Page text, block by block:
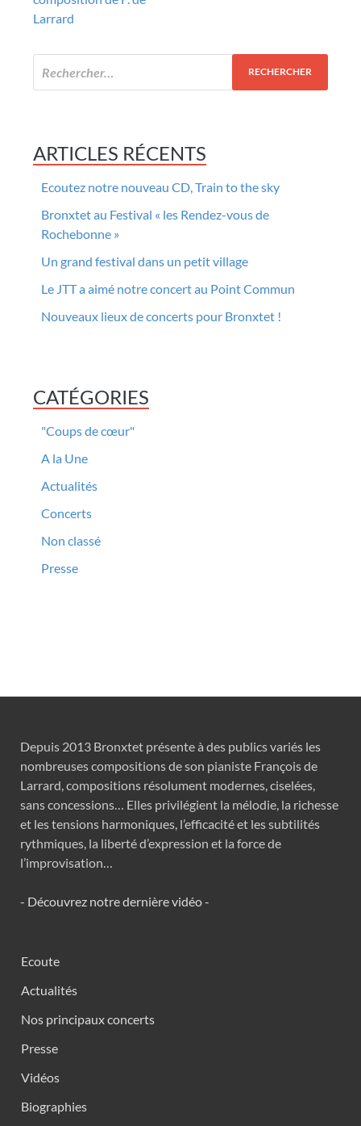
Larrard
ARTICLES RÉCENTS
Ecoutez notre nouveau CD, Train to the sky
Bronxtet au Festival « les Rendez-vous de
Rochebonne »
Un grand festival dans un petit village
Le JTT a aimé notre concert au Point Commun
Nouveaux lieux de concerts pour Bronxtet !
CATÉGORIES
"Coups de cœur"
A la Une
Actualités
Concerts
Non classé
Presse
Depuis 2013 Bronxtet présente à des publics variés les
nombreuses compositions de son pianiste François de
Larrard, compositions résolument modernes, ciselées,
sans concessions… Elles privilégient la mélodie, la richesse
et les tensions harmoniques, l’efficacité et les subtilités
rythmiques, la liberté d’expression et la force de
l’improvisation…
- Découvrez notre dernière vidéo -
Ecoute
Actualités
Nos principaux concerts
Presse
Vidéos
Biographies